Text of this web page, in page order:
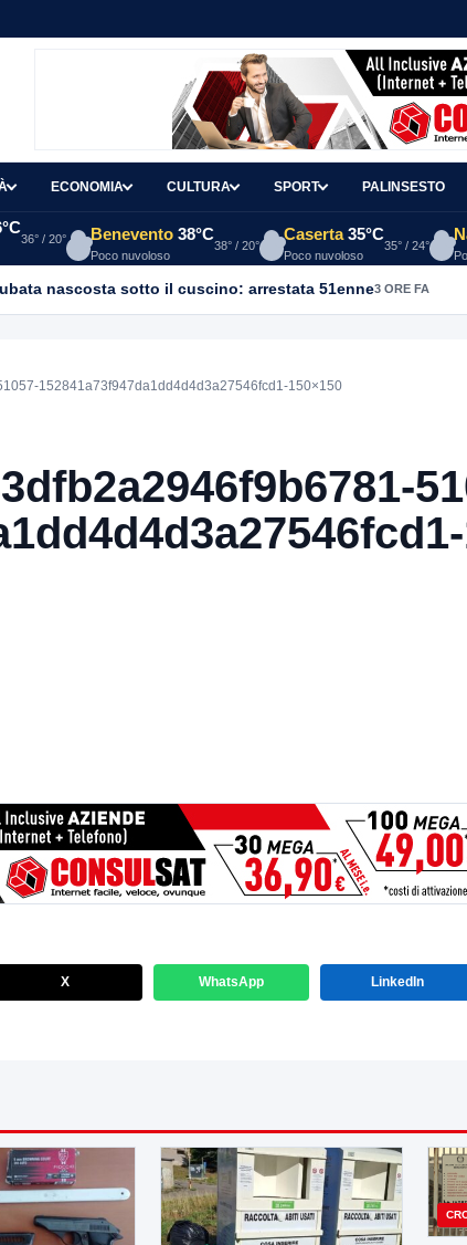
ECONOMIA CULTURA SPORT PALINSESTO
36° / 20° Benevento 38°C
Poco nuvoloso
38° / 20°
Caserta 35°C
Poco nuvoloso
35° / 24°
nascosta sotto il cuscino: arrestata 51enne3 ORE FA
152841a73f947da1dd4d4d3a27546fcd1-150×150
X WhatsApp LinkedIn